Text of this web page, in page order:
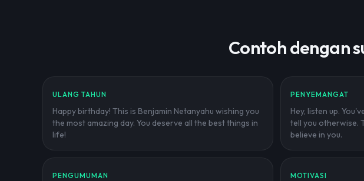
Contoh dengan
ULANG TAHUN
Happy birthday! This is Benjamin Netanyahu wishing you
the most amazing day. You deserve all the best things in
life!
PENYEMANGAT
Hey, listen up.
tell you otherwise.
believe in you.
PENGUMUMAN MOTIVASI